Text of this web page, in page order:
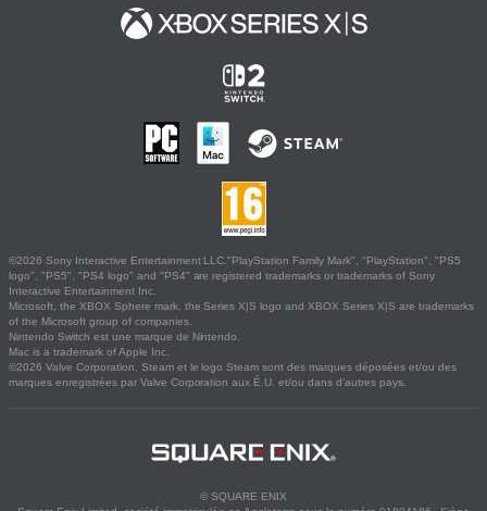
©2026 Sony Interactive Entertainment LLC."PlayStation Family Mark", "PlayStation", "PS5
logo", "PS5", "PS4 logo" and "PS4" are registered trademarks or trademarks of Sony
Interactive Entertainment Inc.
Microsoft, the XBOX Sphere mark, the Series X|S logo and XBOX Series X|S are trademarks
of the Microsoft group of companies.
Nintendo Switch est une marque de Nintendo.
Mac is a trademark of Apple Inc.
©2026 Valve Corporation. Steam et le logo Steam sont des marques déposées et/ou des
marques enregistrées par Valve Corporation aux É.U. et/ou dans d'autres pays.
© SQUARE ENIX